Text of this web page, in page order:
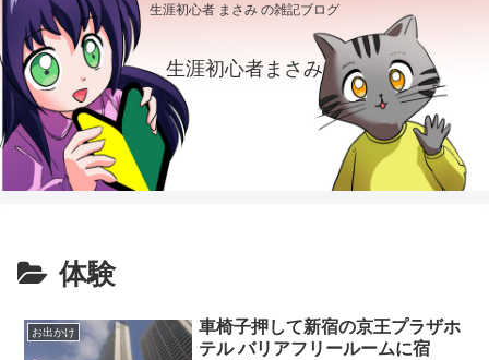
生涯初心者 まさみ の雑記ブログ
生涯初心者まさみ
体験
お出かけ
車椅子押して新宿の京王プラザホ
テル バリアフリールームに宿